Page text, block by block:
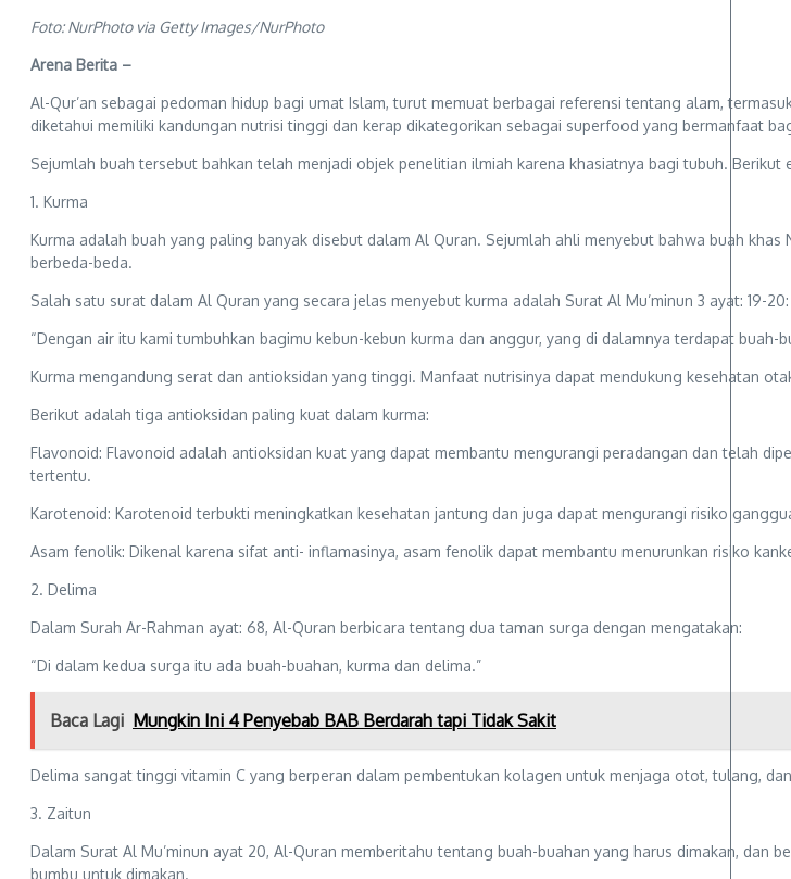
Foto: NurPhoto via Getty Images/NurPhoto
Arena Berita –
Al-Qur’an sebagai pedoman hidup bagi umat Islam, turut memuat berbagai referensi tentang alam,
diketahui memiliki kandungan nutrisi tinggi dan kerap dikategorikan sebagai superfood yang bermanfaat
Sejumlah buah tersebut bahkan telah menjadi objek penelitian ilmiah karena khasiatnya bagi tubuh.
1. Kurma
Kurma adalah buah yang paling banyak disebut dalam Al Quran. Sejumlah ahli menyebut bahwa buah
berbeda-beda.
Salah satu surat dalam Al Quran yang secara jelas menyebut kurma adalah Surat Al Mu’minun 3 ayat: 19-20:
“Dengan air itu kami tumbuhkan bagimu kebun-kebun kurma dan anggur, yang di dalamnya terdapat buah-
Kurma mengandung serat dan antioksidan yang tinggi. Manfaat nutrisinya dapat mendukung kesehatan
Berikut adalah tiga antioksidan paling kuat dalam kurma:
Flavonoid: Flavonoid adalah antioksidan kuat yang dapat membantu mengurangi peradangan dan telah
tertentu.
Karotenoid: Karotenoid terbukti meningkatkan kesehatan jantung dan juga dapat mengurangi risiko
Asam fenolik: Dikenal karena sifat anti- inflamasinya, asam fenolik dapat membantu menurunkan risiko
2. Delima
Dalam Surah Ar-Rahman ayat: 68, Al-Quran berbicara tentang dua taman surga dengan mengatakan:
“Di dalam kedua surga itu ada buah-buahan, kurma dan delima.”
Baca Lagi Mungkin Ini 4 Penyebab BAB Berdarah tapi Tidak Sakit
Delima sangat tinggi vitamin C yang berperan dalam pembentukan kolagen untuk menjaga otot, tulang,
3. Zaitun
Dalam Surat Al Mu’minun ayat 20, Al-Quran memberitahu tentang buah-buahan yang harus dimakan, dan
bumbu untuk dimakan.